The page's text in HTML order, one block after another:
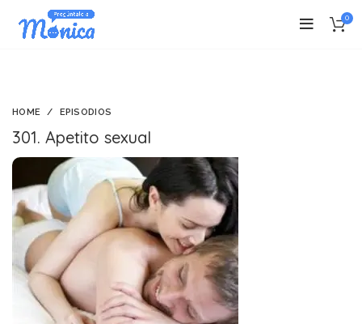
0
HOME EPISODIOS
301. Apetito sexual